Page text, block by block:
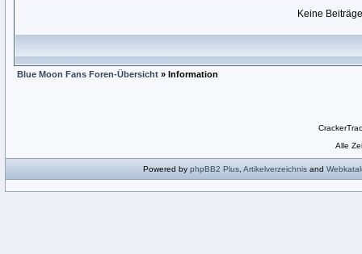
Keine
Blue Moon Fans Foren-Übersicht » Information
Alle
Powered by phpBB2 Plus Artikelverzeichnis and